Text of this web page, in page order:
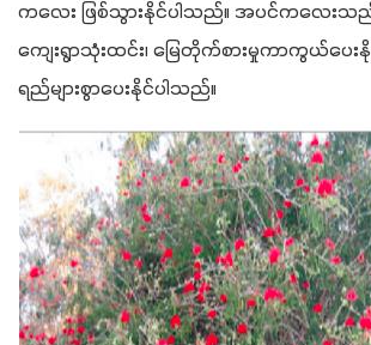
ကလေး ဖြစ်သွားနိုင်ပါသည်။ အပင်ကလေးသည်
ကျေးရွာသုံးထင်း၊ မြေတိုက်စားမှုကာကွယ်ပေး
ရည်များစွာပေးနိုင်ပါသည်။